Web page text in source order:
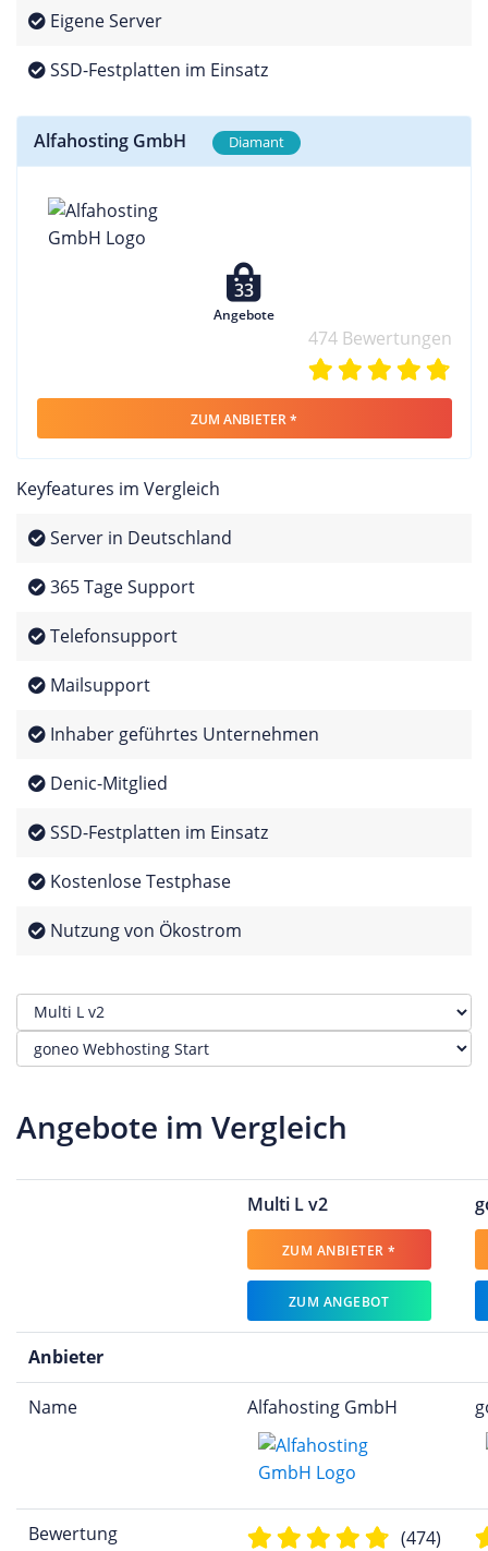
Eigene Server
SSD-Festplatten im Einsatz
Alfahosting GmbH Diamant
33
Angebote
474 Bewertungen
ZUM ANBIETER *
Keyfeatures im Vergleich
Server in Deutschland
365 Tage Support
Telefonsupport
Mailsupport
Inhaber geführtes Unternehmen
Denic-Mitglied
SSD-Festplatten im Einsatz
Kostenlose Testphase
Nutzung von Ökostrom
Angebote im Vergleich
Multi L v2
ZUM ANBIETER *
ZUM ANGEBOT
Anbieter
Name Alfahosting GmbH
Bewertung (474)